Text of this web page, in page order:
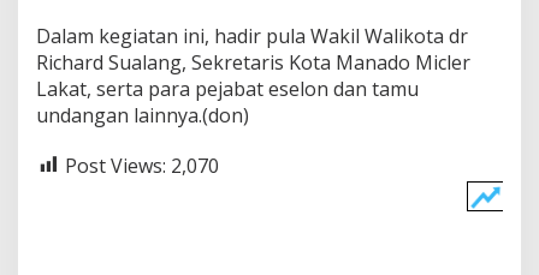
Dalam kegiatan ini, hadir pula Wakil Walikota dr
Richard Sualang, Sekretaris Kota Manado Micler
Lakat, serta para pejabat eselon dan tamu
undangan lainnya.(don)
Post Views: 2,070